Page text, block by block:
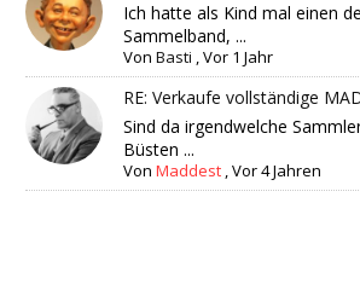
Ich hatte als Kind mal einen
Sammelband, ...
VonBasti ,Vor 1 Jahr
RE: Verkaufe vollständige
Sind da irgendwelche
Büsten ...
VonMaddest ,Vor 4 Jahren